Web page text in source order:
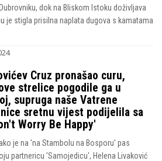
dok na Bliskom Istoku doživljava
je stigla prisilna naplata dugova s kamatama
Cruz pronašao curu,
strelice pogodile ga u
supruga naše Vatrene
sretnu vijest podijelila sa
Worry Be Happy'
je na 'na Stambolu na Bosporu' pas
partnericu 'Samojedicu', Helena Livaković